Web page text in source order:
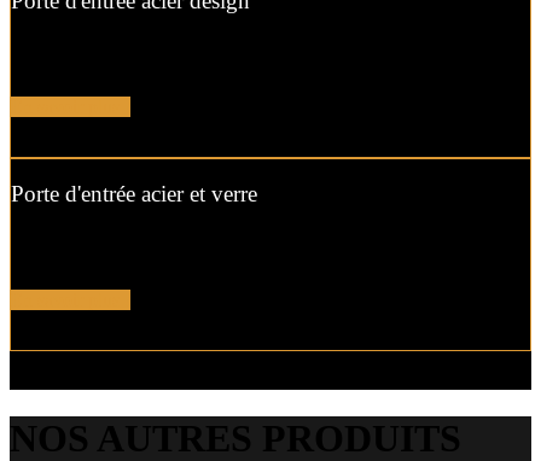
Porte d'entrée acier et verre
NOS AUTRES PRODUITS